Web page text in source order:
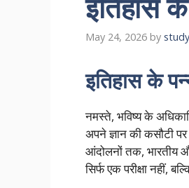
May 24, 2026 by
इतिहास के
नमस्ते, भविष्य के
अपने ज्ञान की कसौटी
आंदोलनों तक, भारतीय
सिर्फ एक परीक्षा नहीं,